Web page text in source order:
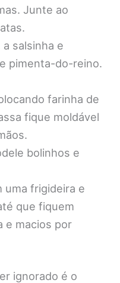
Junte ao
salsinha e
pimenta-do-reino.
farinha de
fique moldável
bolinhos e
uma frigideira e
que fiquem
e macios por
ignorado é o